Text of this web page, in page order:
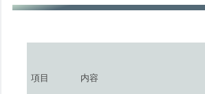
項目 内容